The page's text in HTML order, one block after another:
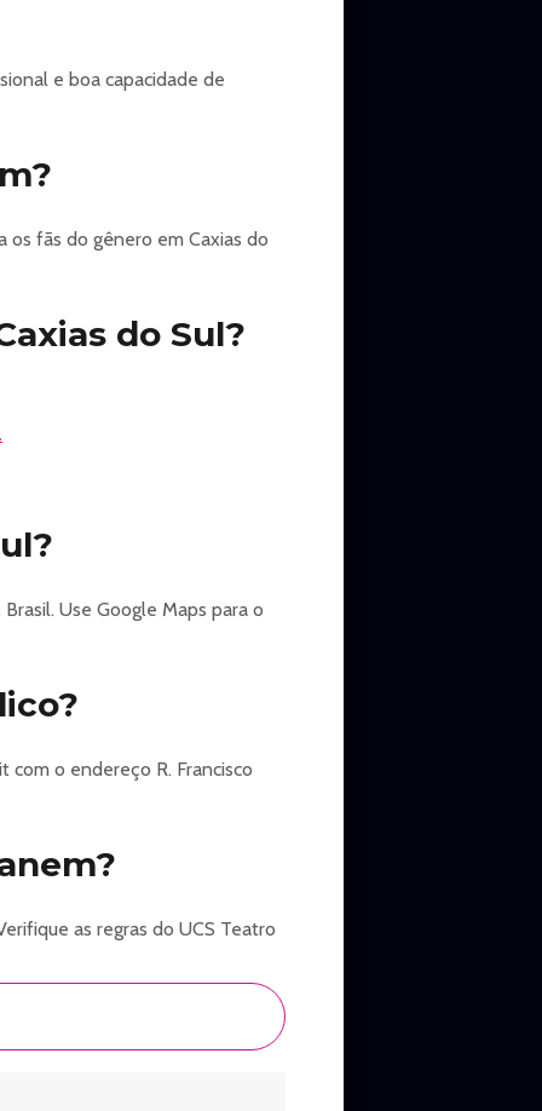
e boa capacidade de
os fãs do gênero em Caxias do
do Sul?
Use Google Maps para o
com o endereço R. Francisco
as regras do UCS Teatro